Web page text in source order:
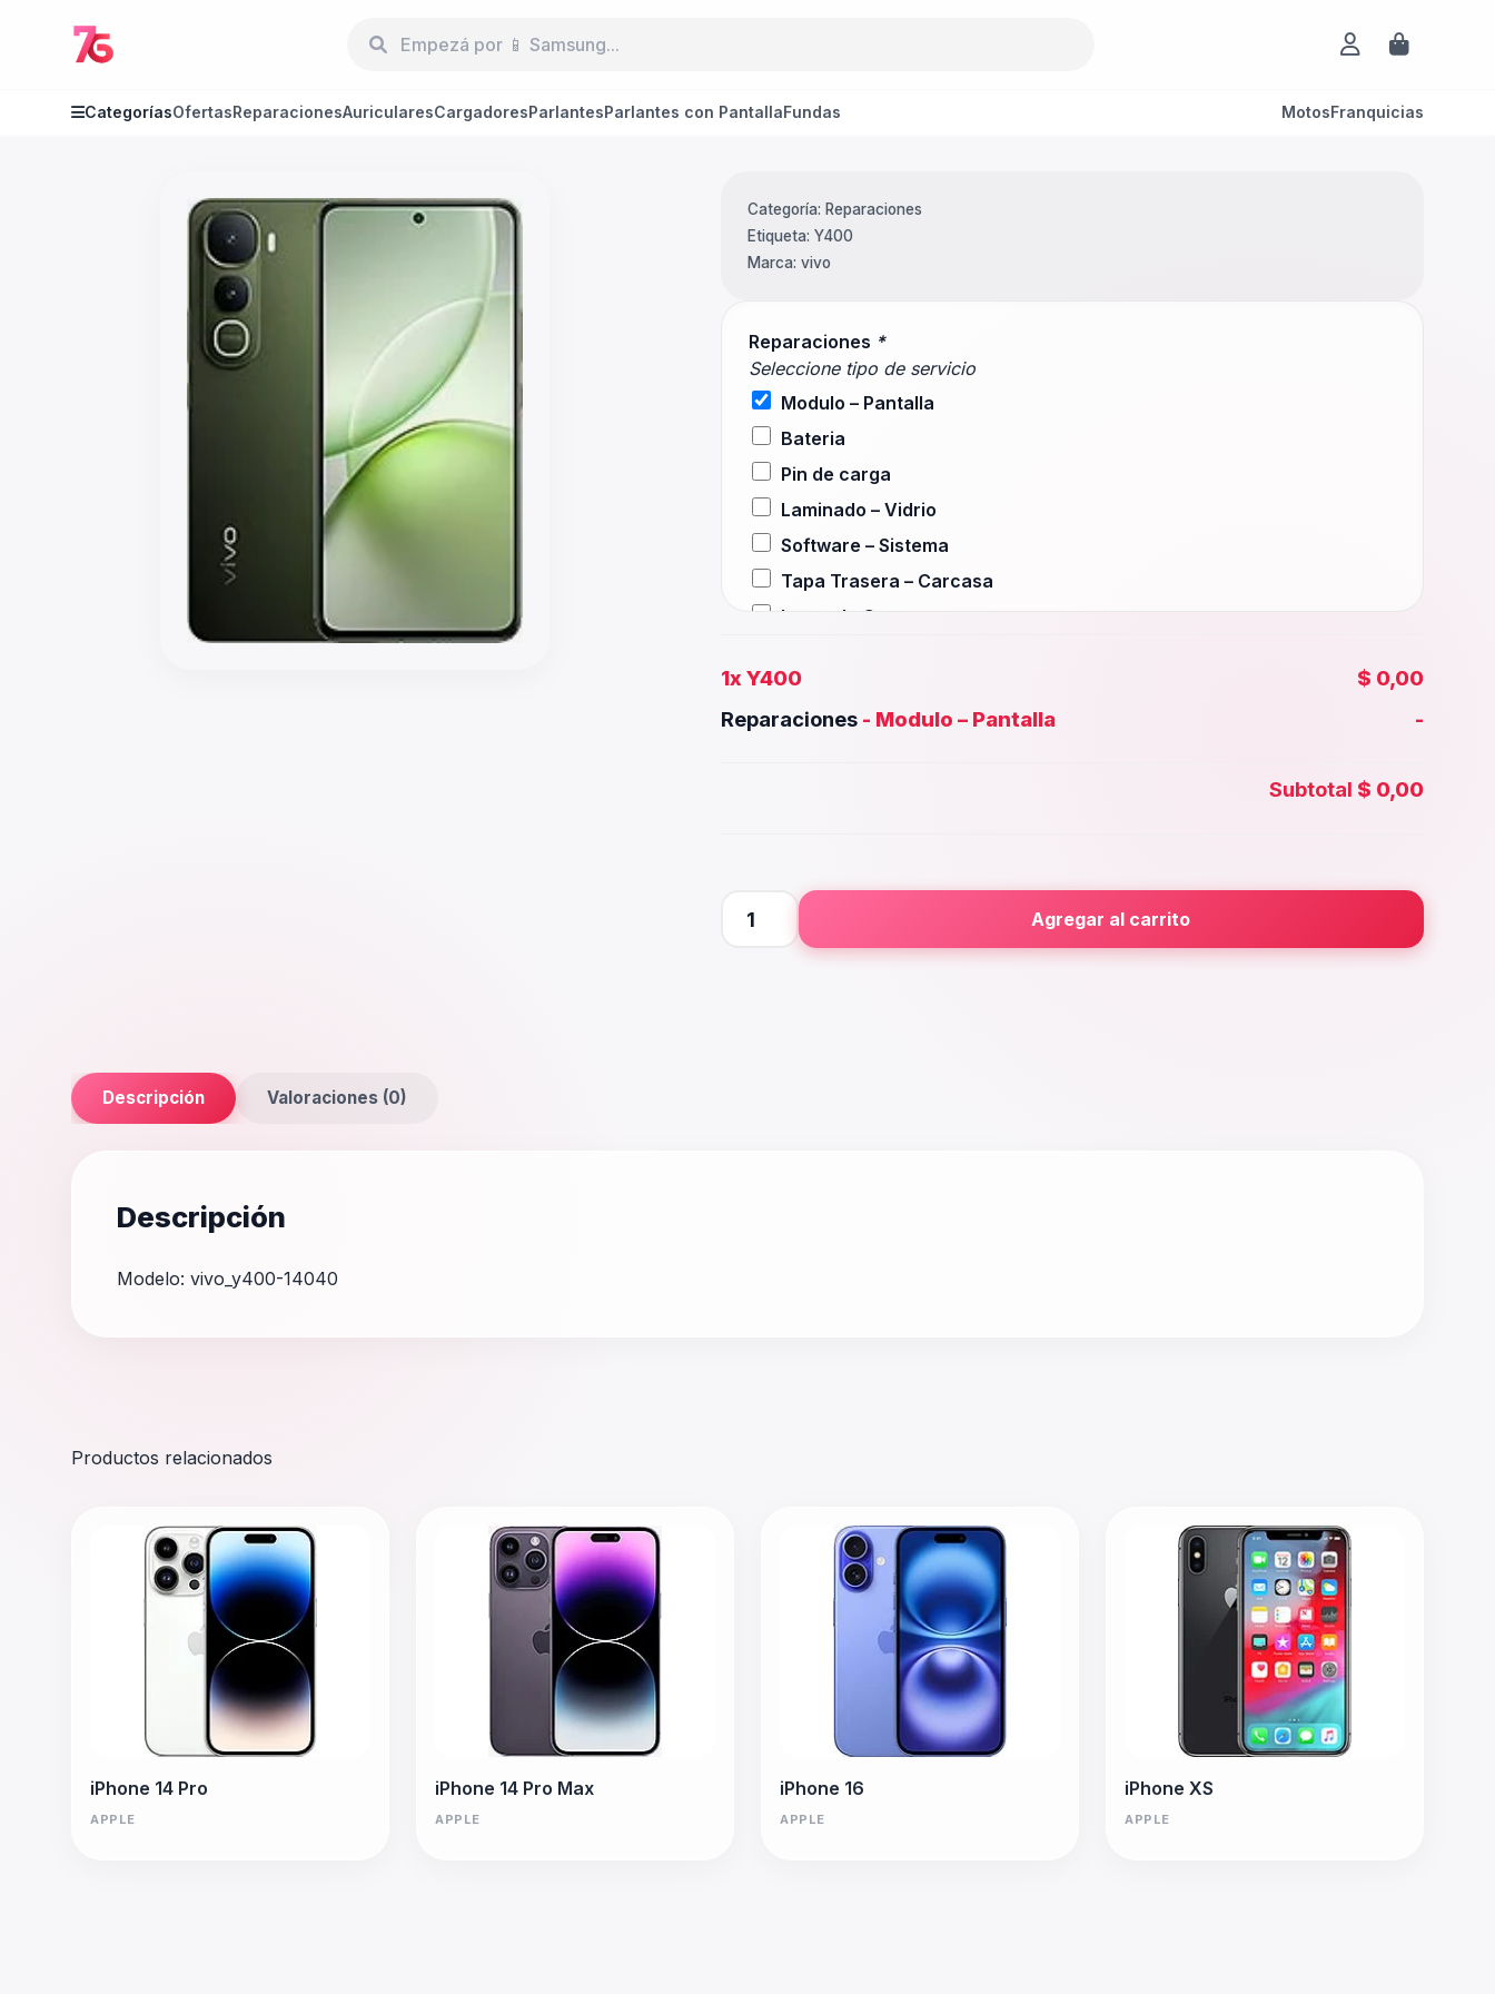
CategoríasOfertasReparacionesAuricularesCargadoresParlantesParlantes con PantallaFundas MotosFranquicias
Reparaciones *
Seleccione tipo de servicio
Modulo – Pantalla
Bateria
Pin de carga
Laminado – Vidrio
Software – Sistema
Tapa Trasera – Carcasa
Lente de Camara
Wifi – Señal – Antena
Camara Trasera
Placa Principal
1x Y400
$ 0,00
Reparaciones- Modulo – Pantalla -
Subtotal $ 0,00
cantidad
Agregar al carrito
Categoría: Reparaciones
Etiqueta: Y400
Marca: vivo
Descripción Valoraciones (0)
Descripción
Modelo: vivo_y400-14040
Productos relacionados
iPhone 14 Pro
APPLE
iPhone 14 Pro Max
APPLE
iPhone 16
APPLE
iPhone XS
APPLE